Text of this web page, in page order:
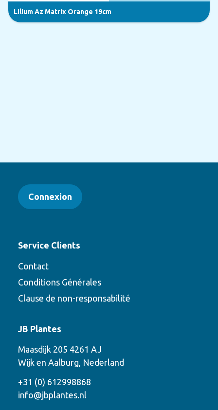
Lilium Az Matrix Orange 19cm
options suivantes
Connexion
Service Clients
Contact
Conditions Générales
Clause de non-responsabilité
JB Plantes
Maasdijk 205 4261 AJ
Wijk en Aalburg, Nederland
+31 (0) 612998868
info@jbplantes.nl